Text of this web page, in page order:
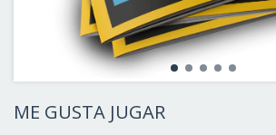
ME GUSTA JUGAR